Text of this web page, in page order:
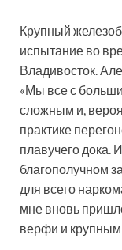
Крупный
испытание во
Владивосток.
«Мы все с
сложным и,
практике
плавучего дока.
благополучном
для всего
мне вновь
верфи и